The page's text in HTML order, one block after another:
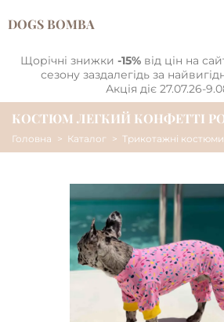
DOGS BOMBA
Щорічні знижки -15% від цін на
сезону заздалегідь за
Акція діє 27.07.26-
КОСТЮМ ЛЕГКИЙ КОНФЕТТІ
Головна Каталог Трикотажні костюми